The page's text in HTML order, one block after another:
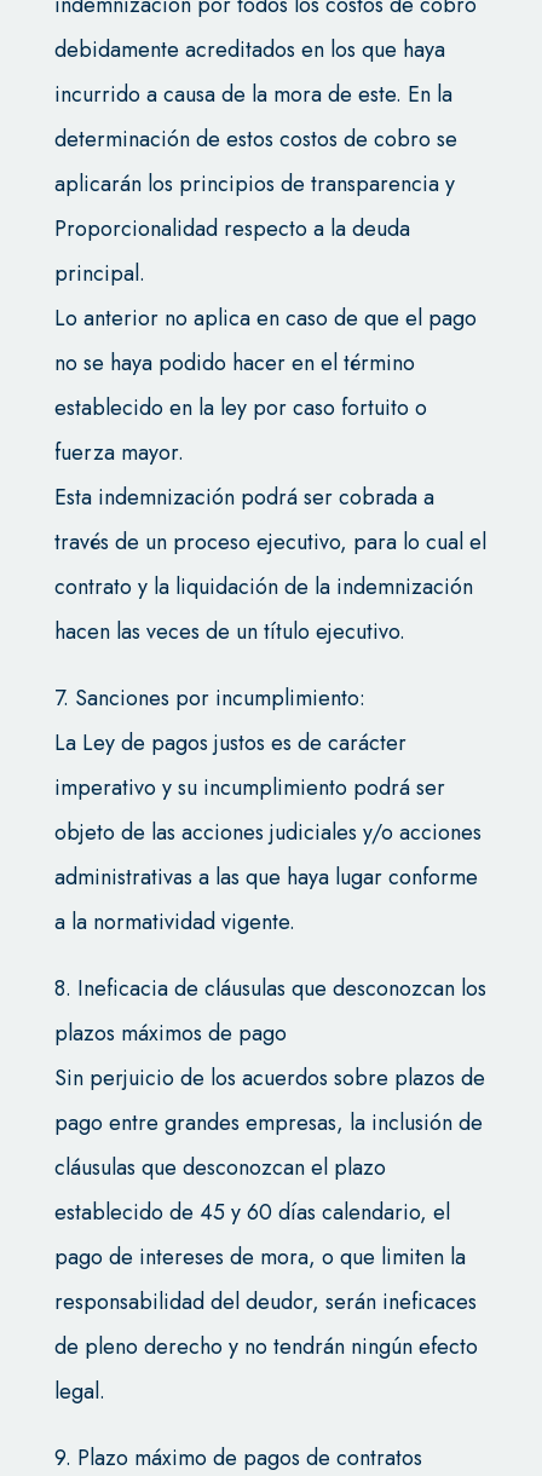
debidamente acreditados en los que haya
incurrido a causa de la mora de este. En la
determinación de estos costos de cobro se
aplicarán los principios de transparencia y
Proporcionalidad respecto a la deuda
principal.
Lo anterior no aplica en caso de que el pago
no se haya podido hacer en el término
establecido en la ley por caso fortuito o
fuerza mayor.
Esta indemnización podrá ser cobrada a
través de un proceso ejecutivo, para lo cual el
contrato y la liquidación de la indemnización
hacen las veces de un título ejecutivo.
7. Sanciones por incumplimiento:
La Ley de pagos justos es de carácter
imperativo y su incumplimiento podrá ser
objeto de las acciones judiciales y/o acciones
administrativas a las que haya lugar conforme
a la normatividad vigente.
8. Ineficacia de cláusulas que desconozcan los
plazos máximos de pago
Sin perjuicio de los acuerdos sobre plazos de
pago entre grandes empresas, la inclusión de
cláusulas que desconozcan el plazo
establecido de 45 y 60 días calendario, el
pago de intereses de mora, o que limiten la
responsabilidad del deudor, serán ineficaces
de pleno derecho y no tendrán ningún efecto
legal.
9. Plazo máximo de pagos de contratos